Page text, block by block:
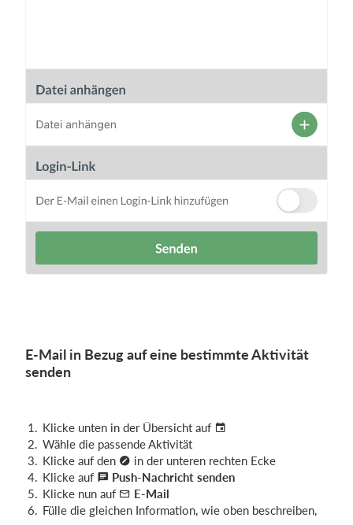
E-Mail in Bezug auf eine bestimmte Aktivität
senden
Klicke unten in der Übersicht auf
Wähle die passende Aktivität
Klicke auf den
in der unteren rechten Ecke
Klicke auf
Push-Nachricht senden
Klicke nun auf
E-Mail
Fülle die gleichen Information, wie oben beschreiben,